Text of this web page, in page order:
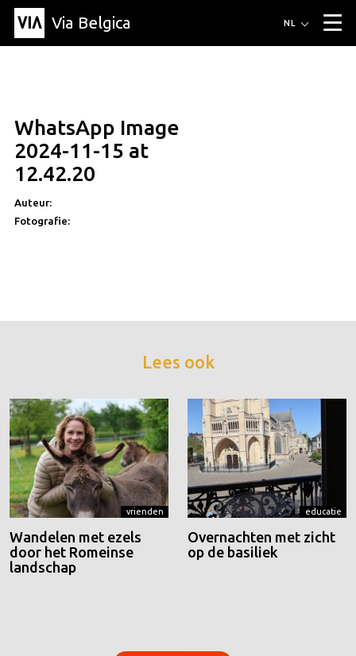
Via Belgica ▼
Artikel
Educatie
Recept
Vrienden
Over Via Belgica
NL
WhatsApp Image
2024-11-15 at
12.42.20
Auteur:
Fotografie:
Lees ook
vrienden
Wandelen met ezels
door het Romeinse
landschap
educatie
Overnachten met zicht
op de basiliek